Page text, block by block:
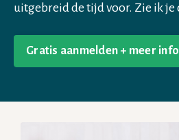
uitgebreid de tijd voor. Zie ik je
Gratis aanmelden + meer info